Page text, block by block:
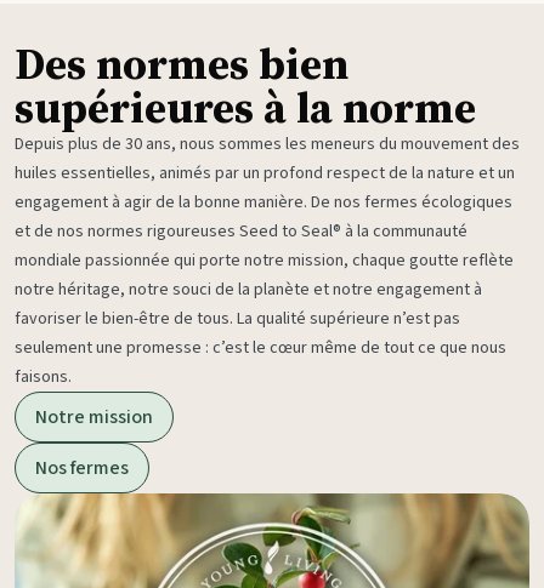
Des normes bien
supérieures à la norme
Depuis plus de 30 ans, nous sommes les meneurs du mouvement des
huiles essentielles, animés par un profond respect de la nature et un
engagement à agir de la bonne manière. De nos fermes écologiques
et de nos normes rigoureuses Seed to Seal® à la communauté
mondiale passionnée qui porte notre mission, chaque goutte reflète
notre héritage, notre souci de la planète et notre engagement à
favoriser le bien-être de tous. La qualité supérieure n’est pas
seulement une promesse : c’est le cœur même de tout ce que nous
faisons.
Notre mission
Nos fermes